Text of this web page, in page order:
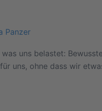
Panzer
uns belastet:
uns, ohne dass wir